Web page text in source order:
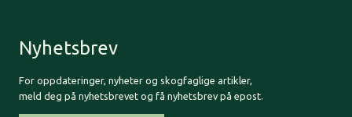
Nyhetsbrev
For oppdateringer, nyheter og skogfaglige artikler,
meld deg på nyhetsbrevet og få nyhetsbrev på epost.